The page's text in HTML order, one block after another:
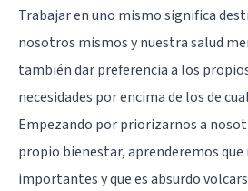
Trabajar en uno mismo significa
nosotros mismos y nuestra salud
también dar preferencia a los
necesidades por encima de los de
Empezando por priorizarnos a
propio bienestar, aprenderemos
importantes y que es absurdo